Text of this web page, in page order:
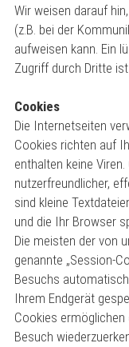
Wir weisen darauf
(z.B. bei der
aufweisen kann. Ein
Zugriff durch Dritte
Cookies
Die Internetseiten
Cookies richten auf
enthalten keine
nutzerfreundlicher,
sind kleine
und die Ihr Browser
Die meisten der von
genannte „Session-
Besuchs
Ihrem Endgerät
Cookies
Besuch